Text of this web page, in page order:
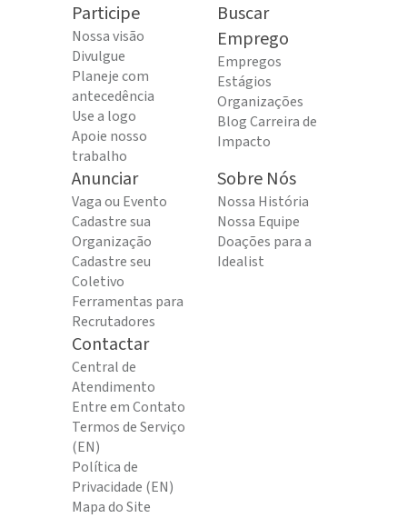
Participe
Nossa visão
Divulgue
Planeje com
antecedência
Use a logo
Apoie nosso
trabalho
Buscar
Emprego
Empregos
Estágios
Organizações
Blog Carreira de
Impacto
Anunciar
Vaga ou Evento
Cadastre sua
Organização
Cadastre seu
Coletivo
Ferramentas para
Recrutadores
Sobre Nós
Nossa História
Nossa Equipe
Doações para a
Idealist
Contactar
Central de
Atendimento
Entre em Contato
Termos de Serviço
(EN)
Política de
Privacidade (EN)
Mapa do Site